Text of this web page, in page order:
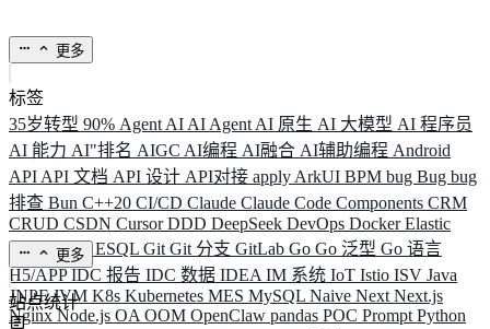
更多
标签
35岁转型 90% Agent AI AI Agent AI 原生 AI 大模型 AI 程序员
AI 能力 AI"排名 AIGC AI编程 AI融合 AI辅助编程 Android
API API 文档 API 设计 API对接 apply ArkUI BPM bug Bug bug
排查 Bun C++20 CI/CD Claude Claude Code Components CRM
CRUD CSDN CursorDDD DeepSeek DevOps DockerElastic
ELK ElysiaESQL Git Git 分支 GitLab Go Go 泛型 Go 语言
H5/APPIDC 报告 IDC 数据 IDEA IM 系统 IoT Istio ISV Java
JNPFJVM K8s Kubernetes MES MySQL Naive Next Next.js
NginxNode.js OA OOM OpenClaw pandas POC Prompt Python
更多
站点统计